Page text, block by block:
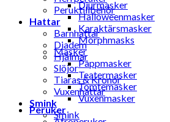
Peruktillbehör
Hattar
Barnhattar
Diadem
Hjälmar
Slöjor
Tiaras & Kronor
Vuxenhattar
Smink
Smink
Djurmasker
Halloweenmasker
Karaktärsmasker
Morphmasks
Masker
Pappmasker
Teatermasker
Tomtemasker
Vuxenmasker
Peruker